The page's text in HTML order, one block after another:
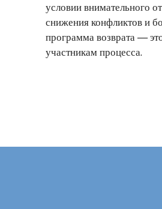
условии внимательного
снижения конфликтов и
программа возврата —
участникам процесса.